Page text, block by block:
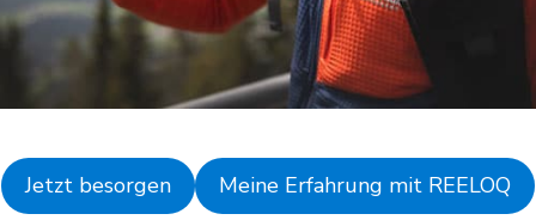
Jetzt besorgen Meine Erfahrung mit REELOQ